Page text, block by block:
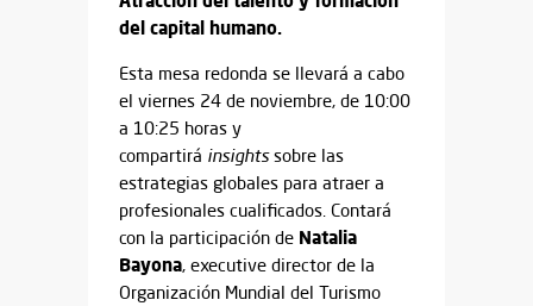
del capital humano.
Esta mesa redonda se llevará a cabo
el viernes 24 de noviembre, de 10:00
a 10:25 horas y
compartirá insightssobre las
estrategias globales para atraer a
profesionales cualificados. Contará
con la participación de Natalia
Bayona, executive director de la
Organización Mundial del Turismo